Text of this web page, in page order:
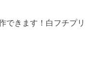
できます！白フチプリ